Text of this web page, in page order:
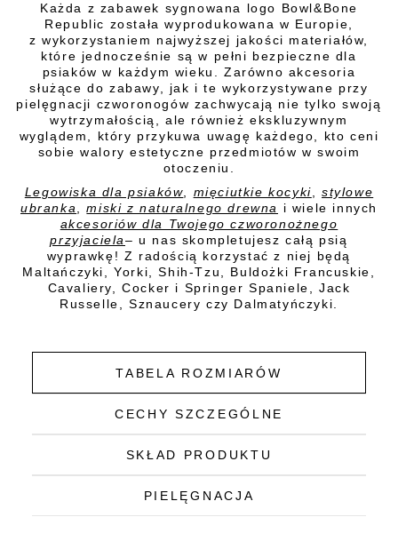
Każda z zabawek sygnowana logo Bowl&Bone
Republic została wyprodukowana w Europie,
z wykorzystaniem najwyższej jakości materiałów,
które jednocześnie są w pełni bezpieczne dla
psiaków w każdym wieku. Zarówno akcesoria
służące do zabawy, jak i te wykorzystywane przy
pielęgnacji czworonogów zachwycają nie tylko swoją
wytrzymałością, ale również ekskluzywnym
wyglądem, który przykuwa uwagę każdego, kto ceni
sobie walory estetyczne przedmiotów w swoim
otoczeniu.
Legowiska dla psiaków, mięciutkie kocyki, stylowe
ubranka,miski z naturalnego drewna i wiele innych
akcesoriów dla Twojego czworonożnego
przyjaciela– u nas skompletujesz całą psią
wyprawkę! Z radością korzystać z niej będą
Maltańczyki, Yorki, Shih-Tzu, Buldożki Francuskie,
Cavaliery, Cocker i Springer Spaniele, Jack
Russelle, Sznaucery czy Dalmatyńczyki.
TABELA ROZMIARÓW
CECHY SZCZEGÓLNE
SKŁAD PRODUKTU
PIELĘGNACJA